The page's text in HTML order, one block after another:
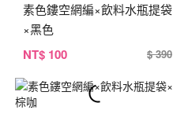
素色鏤空網編×飲料水瓶提袋
×黑色
NT$ 100 $ 390